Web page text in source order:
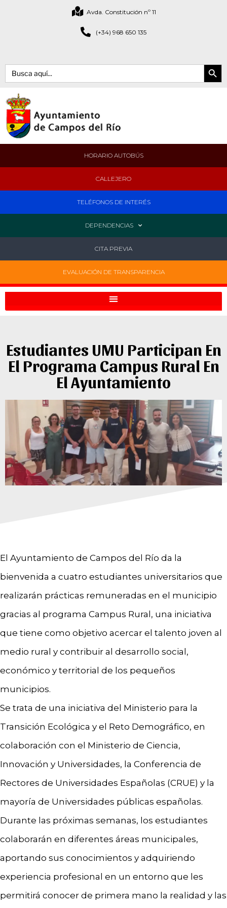
Avda. Constitución nº 11
(+34) 968 650 135
Buscar: Botón de
HORARIO AUTOBÚS
CALLEJERO
TELÉFONOS DE INTERÉS
DEPENDENCIAS
CITA PREVIA
EVALUACIÓN DE TRANSPARENCIA
Estudiantes UMU Participan En
El Programa Campus Rural En
El Ayuntamiento
El Ayuntamiento de Campos del Río da la
bienvenida a cuatro estudiantes universitarios que
realizarán prácticas remuneradas en el municipio
gracias al programa Campus Rural, una iniciativa
que tiene como objetivo acercar el talento joven al
medio rural y contribuir al desarrollo social,
económico y territorial de los pequeños
municipios.
Se trata de una iniciativa del Ministerio para la
Transición Ecológica y el Reto Demográfico, en
colaboración con el Ministerio de Ciencia,
Innovación y Universidades, la Conferencia de
Rectores de Universidades Españolas (CRUE) y la
mayoría de Universidades públicas españolas.
Durante las próximas semanas, los estudiantes
colaborarán en diferentes áreas municipales,
aportando sus conocimientos y adquiriendo
experiencia profesional en un entorno que les
permitirá conocer de primera mano la realidad y las